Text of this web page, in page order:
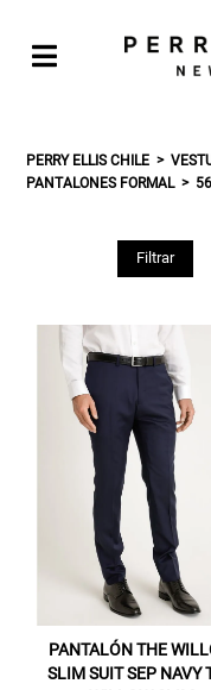
PERRY ELLIS CHILE
PANTALONES FORMAL
56
Filtrar
PANTALÓN THE
SLIM SUIT SEP NAVY